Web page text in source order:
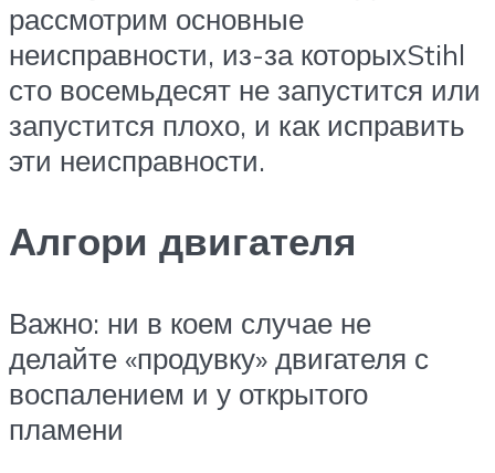
рассмотрим основные
неисправности, из-за которыхStihl
сто восемьдесят не запустится или
запустится плохо, и как исправить
эти неисправности.
Алгори двигателя
Важно: ни в коем случае не
делайте «продувку» двигателя с
воспалением и у открытого
пламени